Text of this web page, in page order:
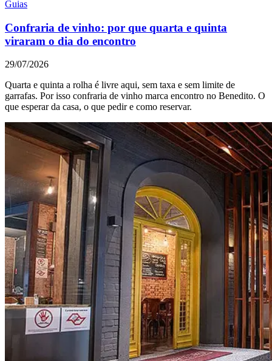
Guias
Confraria de vinho: por que quarta e quinta
viraram o dia do encontro
29/07/2026
Quarta e quinta a rolha é livre aqui, sem taxa e sem limite de
garrafas. Por isso confraria de vinho marca encontro no Benedito. O
que esperar da casa, o que pedir e como reservar.